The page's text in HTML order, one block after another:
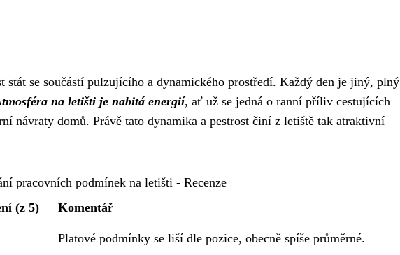
stát se součástí pulzujícího a dynamického prostředí. Každý den je jiný, plný
na letišti je nabitá energií, ať už se jedná o ranní příliv cestujících
návraty domů. Právě tato dynamika a pestrost činí z letiště tak atraktivní
pracovních podmínek na letišti - Recenze
(z 5) Komentář
Platové podmínky se liší dle pozice, obecně spíše průměrné.